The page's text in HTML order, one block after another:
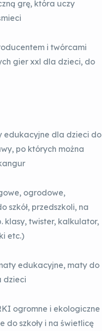
grę, która uczy
i twórcami
gier xxl dla dzieci, do
edukacyjne dla dzieci do
po których można
ogrodowe,
szkół, przedszkoli, na
klasy, twister, kalkulator,
etc.)
edukacyjne, maty do
dzieci
ogromne i ekologiczne
do szkoły i na świetlicę